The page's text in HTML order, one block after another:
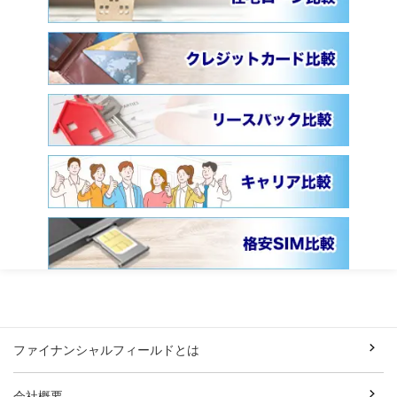
ファイナンシャルフィールドとは